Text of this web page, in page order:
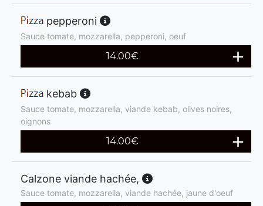
pepperoni
Sauce tomate, mozzarella, pepperoni, oeuf
14.00€
kebab
Sauce tomate, mozzarella, viande kebab, olives noires,
oignons
14.00€
Calzone viande hachée,
Sauce tomate, mozzarella, viande hachée, jaune d'oeuf